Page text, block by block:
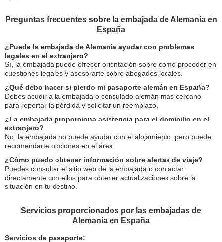
Preguntas frecuentes sobre la embajada de Alemania en
España
¿Puede la embajada de Alemania ayudar con problemas
legales en el extranjero?
Sí, la embajada puede ofrecer orientación sobre cómo proceder en
cuestiones legales y asesorarte sobre abogados locales.
¿Qué debo hacer si pierdo mi pasaporte alemán en España?
Debes acudir a la embajada o consulado alemán más cercano
para reportar la pérdida y solicitar un reemplazo.
¿La embajada proporciona asistencia para el domicilio en el
extranjero?
No, la embajada no puede ayudar con el alojamiento, pero puede
recomendarte opciones en el área.
¿Cómo puedo obtener información sobre alertas de viaje?
Puedes consultar el sitio web de la embajada o contactar
directamente con ellos para obtener actualizaciones sobre la
situación en tu destino.
Servicios proporcionados por las embajadas de
Alemania en España
Servicios de pasaporte: